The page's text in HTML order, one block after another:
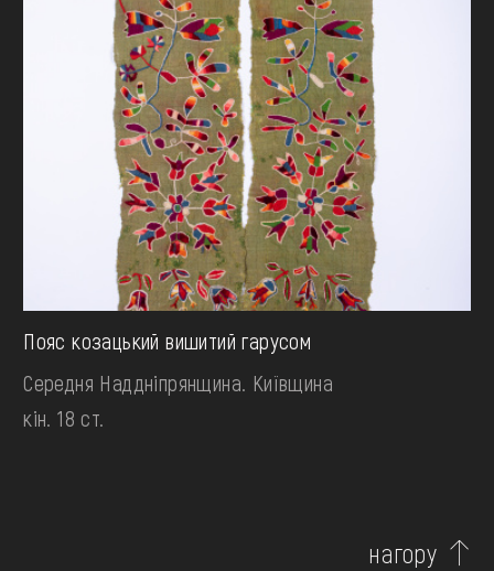
Пояс козацький вишитий гарусом
Середня Наддніпрянщина. Київщина
кін. 18 ст.
нагору